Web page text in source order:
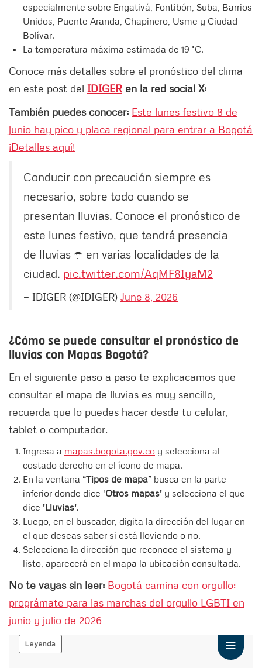
especialmente sobre Engativá, Fontibón, Suba, Barrios
Unidos, Puente Aranda, Chapinero, Usme y Ciudad
Bolívar.
La temperatura máxima estimada de 19 °C.
Conoce más detalles sobre el pronóstico del clima
en este post del IDIGER en la red social X:
También puedes conocer: Este lunes festivo 8 de
junio hay pico y placa regional para entrar a Bogotá
¡Detalles aquí!
Conducir con precaución siempre es
necesario, sobre todo cuando se
presentan lluvias. Conoce el pronóstico de
este lunes festivo, que tendrá presencia
de lluvias ☂️ en varias localidades de la
ciudad. pic.twitter.com/AqMF8IyaM2
— IDIGER (@IDIGER) June 8, 2026
¿Cómo se puede consultar el pronóstico de
lluvias con Mapas Bogotá?
En el siguiente paso a paso te explicacamos que
consultar el mapa de lluvias es muy sencillo,
recuerda que lo puedes hacer desde tu celular,
tablet o computador.
Ingresa a mapas.bogota.gov.co y selecciona al
costado derecho en el ícono de mapa.
En la ventana “Tipos de mapa” busca en la parte
inferior donde dice 'Otros mapas' y selecciona el que
dice 'Lluvias'.
Luego, en el buscador, digita la dirección del lugar en
el que deseas saber si está lloviendo o no.
Selecciona la dirección que reconoce el sistema y
listo, aparecerá en el mapa la ubicación consultada.
No te vayas sin leer: Bogotá camina con orgullo:
prográmate para las marchas del orgullo LGBTI en
junio y julio de 2026